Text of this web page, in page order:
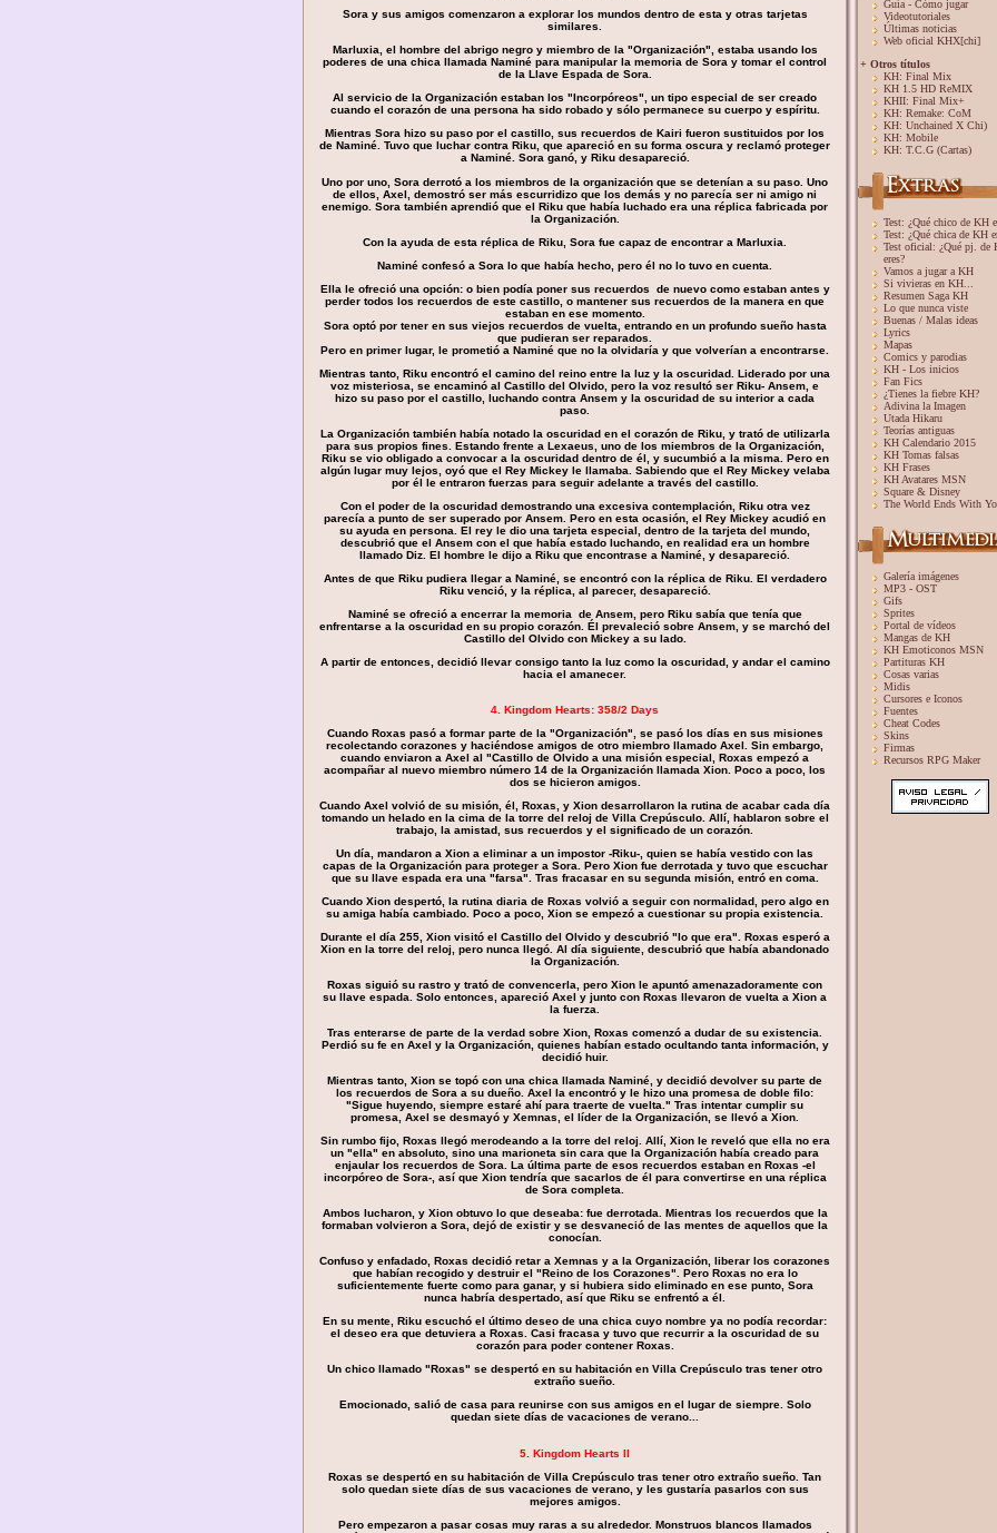
Sora y sus amigos comenzaron a explorar los mundos dentro de esta y otras tarjetas
similares.
Marluxia, el hombre del abrigo negro y miembro de la "Organización", estaba usando los
poderes de una chica llamada Naminé para manipular la memoria de Sora y tomar el control
de la Llave Espada de Sora.
Al servicio de la Organización estaban los "Incorpóreos", un tipo especial de ser creado
cuando el corazón de una persona ha sido robado y sólo permanece su cuerpo y espíritu.
Mientras Sora hizo su paso por el castillo, sus recuerdos de Kairi fueron sustituidos por los
de Naminé. Tuvo que luchar contra Riku, que apareció en su forma oscura y reclamó proteger
a Naminé. Sora ganó, y Riku desapareció.
Uno por uno, Sora derrotó a los miembros de la organización que se detenían a su paso. Uno
de ellos, Axel, demostró ser más escurridizo que los demás y no parecía ser ni amigo ni
enemigo. Sora también aprendió que el Riku que había luchado era una réplica fabricada por
la Organización.
Con la ayuda de esta réplica de Riku, Sora fue capaz de encontrar a Marluxia.
Naminé confesó a Sora lo que había hecho, pero él no lo tuvo en cuenta.
Ella le ofreció una opción: o bien podía poner sus recuerdos de nuevo como estaban antes y
perder todos los recuerdos de este castillo, o mantener sus recuerdos de la manera en que
estaban en ese momento.
Sora optó por tener en sus viejos recuerdos de vuelta, entrando en un profundo sueño hasta
que pudieran ser reparados.
Pero en primer lugar, le prometió a Naminé que no la olvidaría y que volverían a encontrarse.
Mientras tanto, Riku encontró el camino del reino entre la luz y la oscuridad. Liderado por una
voz misteriosa, se encaminó al Castillo del Olvido, pero la voz resultó ser Riku- Ansem, e
hizo su paso por el castillo, luchando contra Ansem y la oscuridad de su interior a cada
paso.
La Organización también había notado la oscuridad en el corazón de Riku, y trató de utilizarla
para sus propios fines. Estando frente a Lexaeus, uno de los miembros de la Organización,
Riku se vio obligado a convocar a la oscuridad dentro de él, y sucumbió a la misma. Pero en
algún lugar muy lejos, oyó que el Rey Mickey le llamaba. Sabiendo que el Rey Mickey velaba
por él le entraron fuerzas para seguir adelante a través del castillo.
Con el poder de la oscuridad demostrando una excesiva contemplación, Riku otra vez
parecía a punto de ser superado por Ansem. Pero en esta ocasión, el Rey Mickey acudió en
su ayuda en persona. El rey le dio una tarjeta especial, dentro de la tarjeta del mundo,
descubrió que el Ansem con el que había estado luchando, en realidad era un hombre
llamado Diz. El hombre le dijo a Riku que encontrase a Naminé, y desapareció.
Antes de que Riku pudiera llegar a Naminé, se encontró con la réplica de Riku. El verdadero
Riku venció, y la réplica, al parecer, desapareció.
Naminé se ofreció a encerrar la memoria de Ansem, pero Riku sabía que tenía que
enfrentarse a la oscuridad en su propio corazón. Él prevaleció sobre Ansem, y se marchó del
Castillo del Olvido con Mickey a su lado.
A partir de entonces, decidió llevar consigo tanto la luz como la oscuridad, y andar el camino
hacia el amanecer.
4. Kingdom Hearts: 358/2 Days
Cuando Roxas pasó a formar parte de la "Organización", se pasó los días en sus misiones
recolectando corazones y haciéndose amigos de otro miembro llamado Axel. Sin embargo,
cuando enviaron a Axel al "Castillo de Olvido a una misión especial, Roxas empezó a
acompañar al nuevo miembro número 14 de la Organización llamada Xion. Poco a poco, los
dos se hicieron amigos.
Cuando Axel volvió de su misión, él, Roxas, y Xion desarrollaron la rutina de acabar cada día
tomando un helado en la cima de la torre del reloj de Villa Crepúsculo. Allí, hablaron sobre el
trabajo, la amistad, sus recuerdos y el significado de un corazón.
Un día, mandaron a Xion a eliminar a un impostor -Riku-, quien se había vestido con las
capas de la Organización para proteger a Sora. Pero Xion fue derrotada y tuvo que escuchar
que su llave espada era una "farsa". Tras fracasar en su segunda misión, entró en coma.
Cuando Xion despertó, la rutina diaria de Roxas volvió a seguir con normalidad, pero algo en
su amiga había cambiado. Poco a poco, Xion se empezó a cuestionar su propia existencia.
Durante el día 255, Xion visitó el Castillo del Olvido y descubrió "lo que era". Roxas esperó a
Xion en la torre del reloj, pero nunca llegó. Al día siguiente, descubrió que había abandonado
la Organización.
Roxas siguió su rastro y trató de convencerla, pero Xion le apuntó amenazadoramente con
su llave espada. Solo entonces, apareció Axel y junto con Roxas llevaron de vuelta a Xion a
la fuerza.
Tras enterarse de parte de la verdad sobre Xion, Roxas comenzó a dudar de su existencia.
Perdió su fe en Axel y la Organización, quienes habían estado ocultando tanta información, y
decidió huir.
Mientras tanto, Xion se topó con una chica llamada Naminé, y decidió devolver su parte de
los recuerdos de Sora a su dueño. Axel la encontró y le hizo una promesa de doble filo:
"Sigue huyendo, siempre estaré ahí para traerte de vuelta." Tras intentar cumplir su
promesa, Axel se desmayó y Xemnas, el líder de la Organización, se llevó a Xion.
Sin rumbo fijo, Roxas llegó merodeando a la torre del reloj. Allí, Xion le reveló que ella no era
un "ella" en absoluto, sino una marioneta sin cara que la Organización había creado para
enjaular los recuerdos de Sora. La última parte de esos recuerdos estaban en Roxas -el
incorpóreo de Sora-, así que Xion tendría que sacarlos de él para convertirse en una réplica
de Sora completa.
Ambos lucharon, y Xion obtuvo lo que deseaba: fue derrotada. Mientras los recuerdos que la
formaban volvieron a Sora, dejó de existir y se desvaneció de las mentes de aquellos que la
conocían.
Confuso y enfadado, Roxas decidió retar a Xemnas y a la Organización, liberar los corazones
que habían recogido y destruir el "Reino de los Corazones". Pero Roxas no era lo
suficientemente fuerte como para ganar, y si hubiera sido eliminado en ese punto, Sora
nunca habría despertado, así que Riku se enfrentó a él.
En su mente, Riku escuchó el último deseo de una chica cuyo nombre ya no podía recordar:
el deseo era que detuviera a Roxas. Casi fracasa y tuvo que recurrir a la oscuridad de su
corazón para poder contener Roxas.
Un chico llamado "Roxas" se despertó en su habitación en Villa Crepúsculo tras tener otro
extraño sueño.
Emocionado, salió de casa para reunirse con sus amigos en el lugar de siempre. Solo
quedan siete días de vacaciones de verano...
5. Kingdom Hearts II
Roxas se despertó en su habitación de Villa Crepúsculo tras tener otro extraño sueño. Tan
solo quedan siete días de sus vacaciones de verano, y les gustaría pasarlos con sus
mejores amigos.
Pero empezaron a pasar cosas muy raras a su alrededor. Monstruos blancos llamados
Guía - Cómo jugar
Videotutoriales
Últimas noticias
Web oficial KHX[chi]
+ Otros títulos
KH: Final Mix
KH 1.5 HD ReMIX
KHII: Final Mix+
KH: Remake: CoM
KH: Unchained X Chi)
KH: Mobile
KH: T.C.G (Cartas)
Test: ¿Qué chico de KH
Test: ¿Qué chica de KH
Test oficial: ¿Qué pj. de
eres?
Vamos a jugar a KH
Si vivieras en KH...
Resumen Saga KH
Lo que nunca viste
Buenas / Malas ideas
Lyrics
Mapas
Comics y parodias
KH - Los inicios
Fan Fics
¿Tienes la fiebre KH?
Adivina la Imagen
Utada Hikaru
Teorías antiguas
KH Calendario 2015
KH Tomas falsas
KH Frases
KH Avatares MSN
Square & Disney
The World Ends With
Galería imágenes
MP3 - OST
Gifs
Sprites
Portal de vídeos
Mangas de KH
KH Emoticonos MSN
Partituras KH
Cosas varias
Midis
Cursores e Iconos
Fuentes
Cheat Codes
Skins
Firmas
Recursos RPG Maker